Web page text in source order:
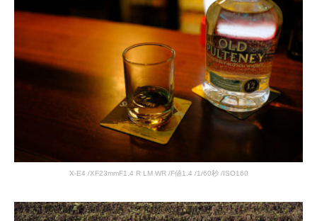
X-E4 /XF23mmF1.4 R LM WR /F値1.4 /1/60秒 /ISO160